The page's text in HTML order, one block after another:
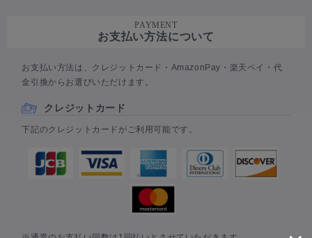
PAYMENT
お支払い方法について
お支払い方法は、クレジットカード・AmazonPay・楽天ペイ・代
金引換からお選びいただけます。
クレジットカード
下記のクレジットカードがご利用可能です。